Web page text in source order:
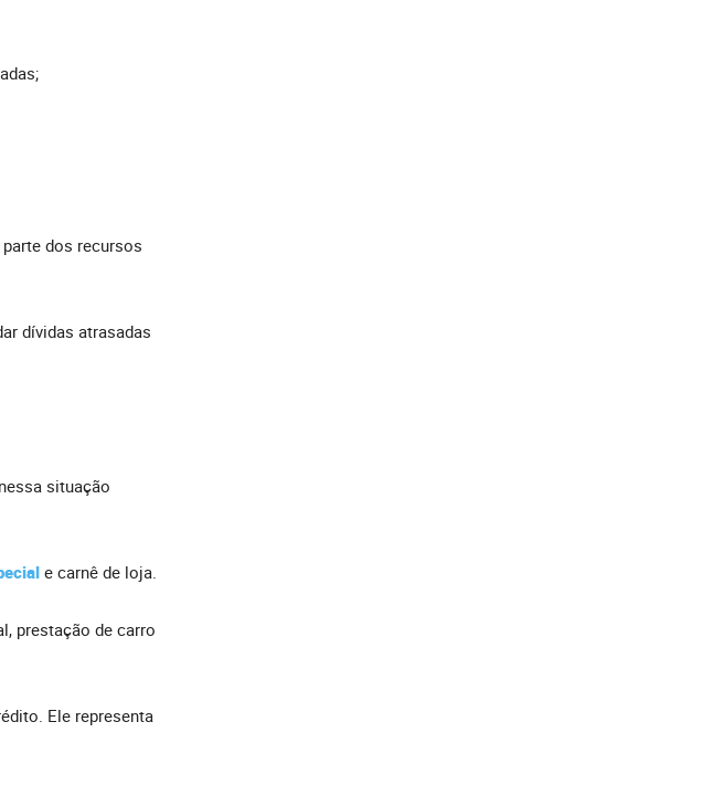
dos recursos
dívidas atrasadas
situação
e carnê de loja.
prestação de carro
Ele representa